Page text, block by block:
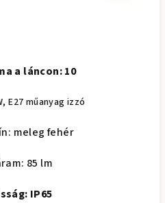
a láncon: 10
E27 műanyag izzó
meleg fehér
85 lm
IP65